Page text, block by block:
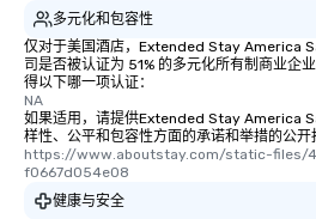
多元化和包容性
仅对于美国酒店，Extended Stay America
司是否被认证为 51% 的多元化所有制商业企
得以下哪一项认证：
NA
如果适用，请提供Extended Stay America
样性、公平和包容性方面的承诺和举措的公开
https://www.aboutstay.com/static-files/
f0667d054e08
健康与安全